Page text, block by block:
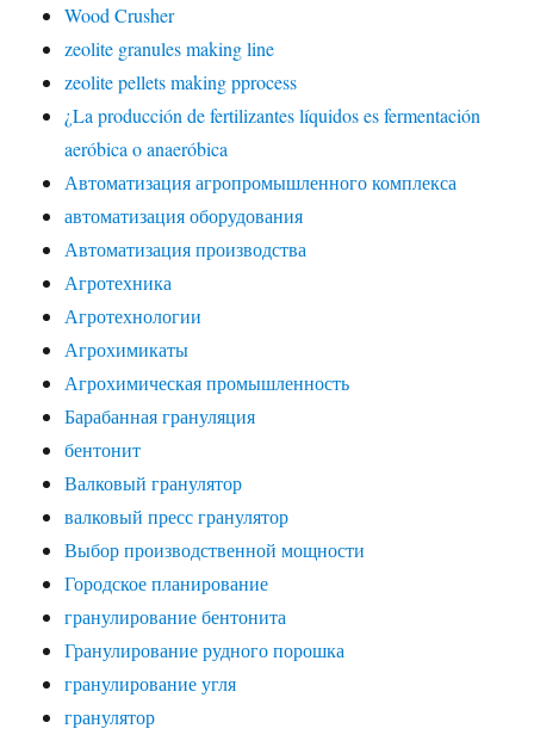
Wood Crusher
zeolite granules making line
zeolite pellets making pprocess
¿La producción de fertilizantes líquidos es fermentación
aeróbica o anaeróbica
Автоматизация агропромышленного комплекса
автоматизация оборудования
Автоматизация производства
Агротехника
Агротехнологии
Агрохимикаты
Агрохимическая промышленность
Барабанная грануляция
бентонит
Валковый гранулятор
валковый пресс гранулятор
Выбор производственной мощности
Городское планирование
гранулирование бентонита
Гранулирование рудного порошка
гранулирование угля
гранулятор